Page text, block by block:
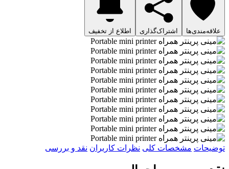
علاقه‌مندی‌ها اشتراک‌گذاری اطلاع از تخفیف
توضیحات مشخصات کلی نظرات کاربران نقد و بررسی